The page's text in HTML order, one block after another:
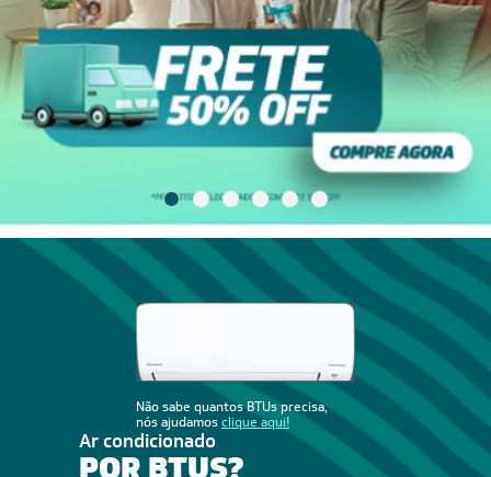
Não sabe quantos BTUs precisa,
nós ajudamosclique aqui!
Ar condicionado
POR BTUS?